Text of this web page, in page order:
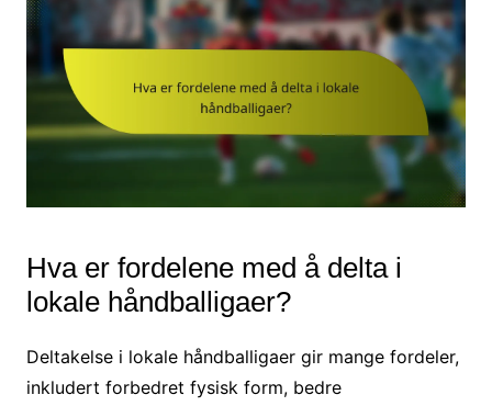
Hva er fordelene med å delta i
lokale håndballigaer?
Deltakelse i lokale håndballigaer gir mange fordeler,
inkludert forbedret fysisk form, bedre